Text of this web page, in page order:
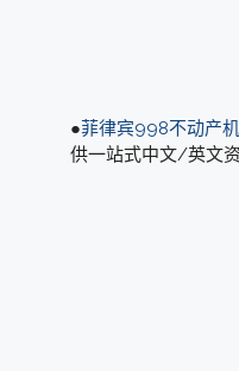
●菲律宾998不动产
供一站式中文/英文